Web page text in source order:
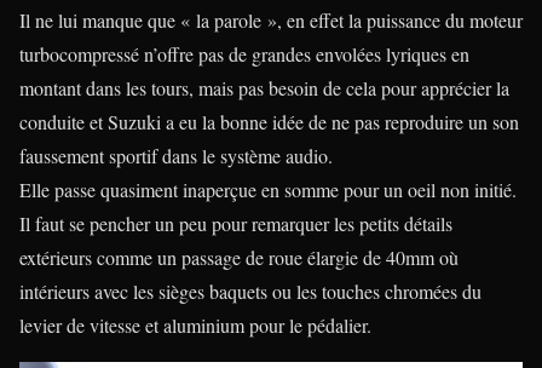
Il ne lui manque que « la parole », en effet la puissance du moteur
turbocompressé n’offre pas de grandes envolées lyriques en
montant dans les tours, mais pas besoin de cela pour apprécier la
conduite et Suzuki a eu la bonne idée de ne pas reproduire un son
faussement sportif dans le système audio.
Elle passe quasiment inaperçue en somme pour un oeil non initié.
Il faut se pencher un peu pour remarquer les petits détails
extérieurs comme un passage de roue élargie de 40mm où
intérieurs avec les sièges baquets ou les touches chromées du
levier de vitesse et aluminium pour le pédalier.